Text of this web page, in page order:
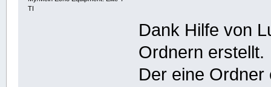
TI
Dank Hilfe von
Ordnern erstellt.
Der eine